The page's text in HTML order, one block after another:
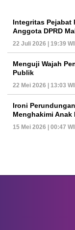
Integritas Pejabat
Anggota DPRD
22 Juli 2026 | 19:39
Menguji Wajah
Publik
22 Mei 2026 | 13:03
Ironi
Menghakimi Anak
15 Mei 2026 | 00:47